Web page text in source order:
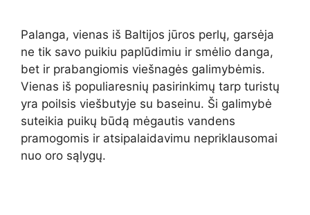
Palanga, vienas iš Baltijos jūros perlų, garsėja
ne tik savo puikiu paplūdimiu ir smėlio danga,
bet ir prabangiomis viešnagės galimybėmis.
Vienas iš populiaresnių pasirinkimų tarp turistų
yra poilsis viešbutyje su baseinu. Ši galimybė
suteikia puikų būdą mėgautis vandens
pramogomis ir atsipalaidavimu nepriklausomai
nuo oro sąlygų.